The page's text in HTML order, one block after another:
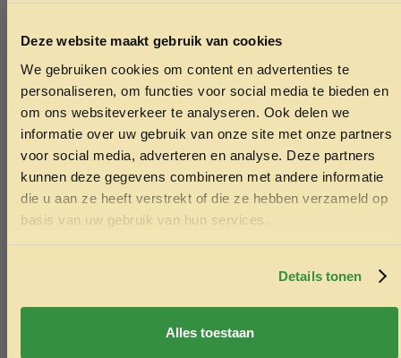
Deze website maakt gebruik van cookies
We gebruiken cookies om content en advertenties te
personaliseren, om functies voor social media te bieden en
om ons websiteverkeer te analyseren. Ook delen we
informatie over uw gebruik van onze site met onze partners
voor social media, adverteren en analyse. Deze partners
kunnen deze gegevens combineren met andere informatie
die u aan ze heeft verstrekt of die ze hebben verzameld op
basis van uw gebruik van hun services.
Details tonen
Alles toestaan
ONTVANG 5% KORTING OP
JE EERSTE BESTELLING!
Ontvang korting
Door je in te schrijven ga je akkoord met het ontvangen van